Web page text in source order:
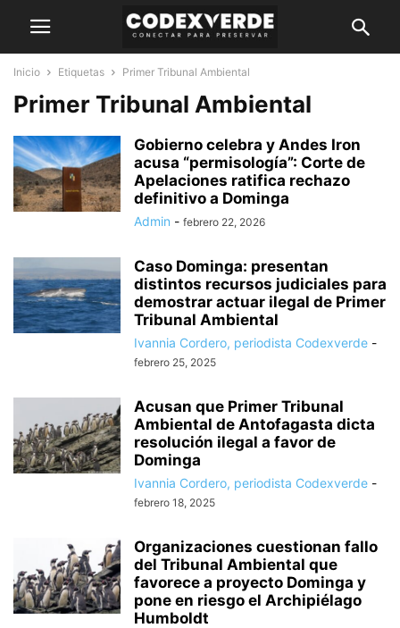
Inicio Etiquetas Primer Tribunal Ambiental
Primer Tribunal Ambiental
Gobierno celebra y Andes Iron
acusa “permisología”: Corte de
Apelaciones ratifica rechazo
definitivo a Dominga
Admin - febrero 22, 2026
Caso Dominga: presentan
distintos recursos judiciales para
demostrar actuar ilegal de Primer
Tribunal Ambiental
Ivannia Cordero, periodista Codexverde -
febrero 25, 2025
Acusan que Primer Tribunal
Ambiental de Antofagasta dicta
resolución ilegal a favor de
Dominga
Ivannia Cordero, periodista Codexverde -
febrero 18, 2025
Organizaciones cuestionan fallo
del Tribunal Ambiental que
favorece a proyecto Dominga y
pone en riesgo el Archipiélago
Humboldt